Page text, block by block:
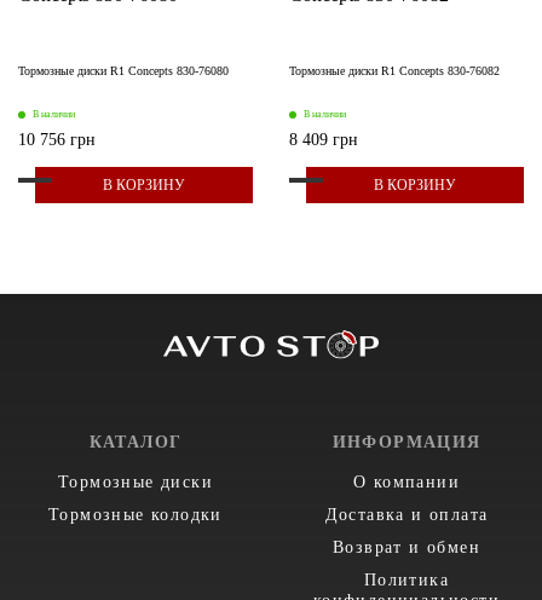
Тормозные диски R1 Concepts 830-76080
В наличии
10 756 грн
В КОРЗИНУ
Тормозные диски R1 Concepts 830-76082
В наличии
8 409 грн
В КОРЗИНУ
КАТАЛОГ
Тормозные диски
Тормозные колодки
ИНФОРМАЦИЯ
О компании
Доставка и оплата
Возврат и обмен
Политика